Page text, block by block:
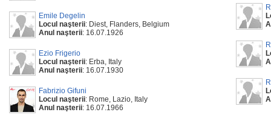
Emile Degelin
Locul naşterii: Diest, Flanders, Belgium
Anul naşterii: 16.07.1926
Ezio Frigerio
Locul naşterii: Erba, Italy
Anul naşterii: 16.07.1930
Fabrizio Gifuni
Locul naşterii: Rome, Lazio, Italy
Anul naşterii: 16.07.1966